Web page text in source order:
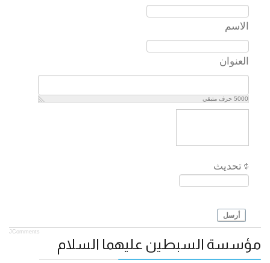
الاسم
العنوان
5000 حرف متبقي
تحديث
أرسل
JComments
مؤسسة السبطين عليهما السلام